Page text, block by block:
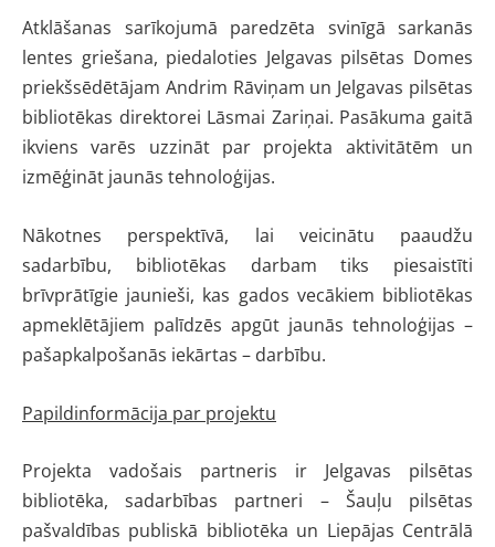
Atklāšanas sarīkojumā paredzēta svinīgā sarkanās
lentes griešana, piedaloties Jelgavas pilsētas Domes
priekšsēdētājam Andrim Rāviņam un Jelgavas pilsētas
bibliotēkas direktorei Lāsmai Zariņai. Pasākuma gaitā
ikviens varēs uzzināt par projekta aktivitātēm un
izmēģināt jaunās tehnoloģijas.
Nākotnes perspektīvā, lai veicinātu paaudžu
sadarbību, bibliotēkas darbam tiks piesaistīti
brīvprātīgie jaunieši, kas gados vecākiem bibliotēkas
apmeklētājiem palīdzēs apgūt jaunās tehnoloģijas –
pašapkalpošanās iekārtas – darbību.
Papildinformācija par projektu
Projekta vadošais partneris ir Jelgavas pilsētas
bibliotēka, sadarbības partneri – Šauļu pilsētas
pašvaldības publiskā bibliotēka un Liepājas Centrālā